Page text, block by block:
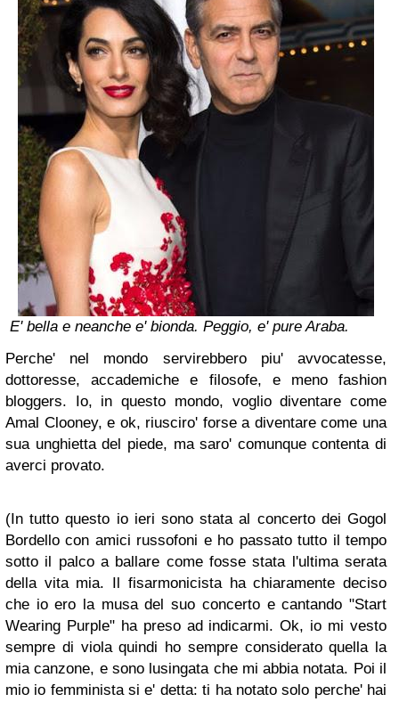
E' bella e neanche e' bionda. Peggio, e' pure Araba.
Perche' nel mondo servirebbero piu' avvocatesse,
dottoresse, accademiche e filosofe, e meno fashion
bloggers. Io, in questo mondo, voglio diventare come
Amal Clooney, e ok, riusciro' forse a diventare come una
sua unghietta del piede, ma saro' comunque contenta di
averci provato.
(In tutto questo io ieri sono stata al concerto dei Gogol
Bordello con amici russofoni e ho passato tutto il tempo
sotto il palco a ballare come fosse stata l'ultima serata
della vita mia. Il fisarmonicista ha chiaramente deciso
che io ero la musa del suo concerto e cantando "Start
Wearing Purple" ha preso ad indicarmi. Ok, io mi vesto
sempre di viola quindi ho sempre considerato quella la
mia canzone, e sono lusingata che mi abbia notata. Poi il
mio io femminista si e' detta: ti ha notato solo perche' hai